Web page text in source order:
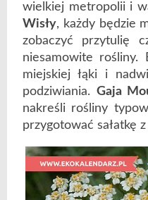
wielkiej metropolii i
Wisły, każdy będzie
zobaczyć przytulię
niesamowite rośliny.
miejskiej łąki i
podziwiania. Gaja
nakreśli rośliny
przygotować sałatkę